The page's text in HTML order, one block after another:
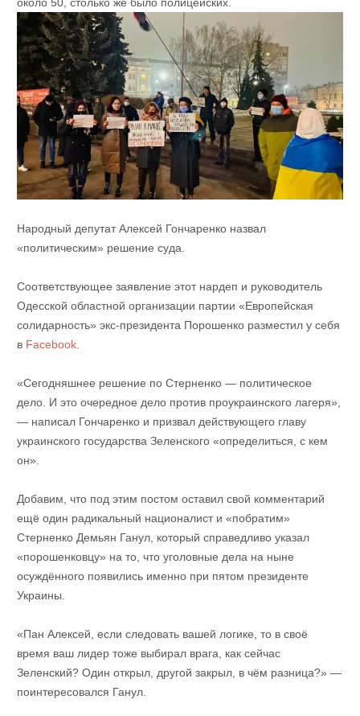
около 50, столько же было полицейских.
Народный депутат Алексей Гончаренко назвал
«политическим» решение суда.
Соответствующее заявление этот нардеп и руководитель
Одесской областной организации партии «Европейская
солидарность» экс-президента Порошенко разместил у себя
в Facebook.
«Сегодняшнее решение по Стерненко — политическое
дело. И это очередное дело против проукраинского лагеря»,
— написал Гончаренко и призвал действующего главу
украинского государства Зеленского «определиться, с кем
он».
Добавим, что под этим постом оставил свой комментарий
ещё один радикальный националист и «побратим»
Стерненко Демьян Ганул, который справедливо указал
«порошенковцу» на то, что уголовные дела на ныне
осуждённого появились именно при пятом президенте
Украины.
«Пан Алексей, если следовать вашей логике, то в своё
время ваш лидер тоже выбирал врага, как сейчас
Зеленский? Один открыл, другой закрыл, в чём разница?» —
поинтересовался Ганул.